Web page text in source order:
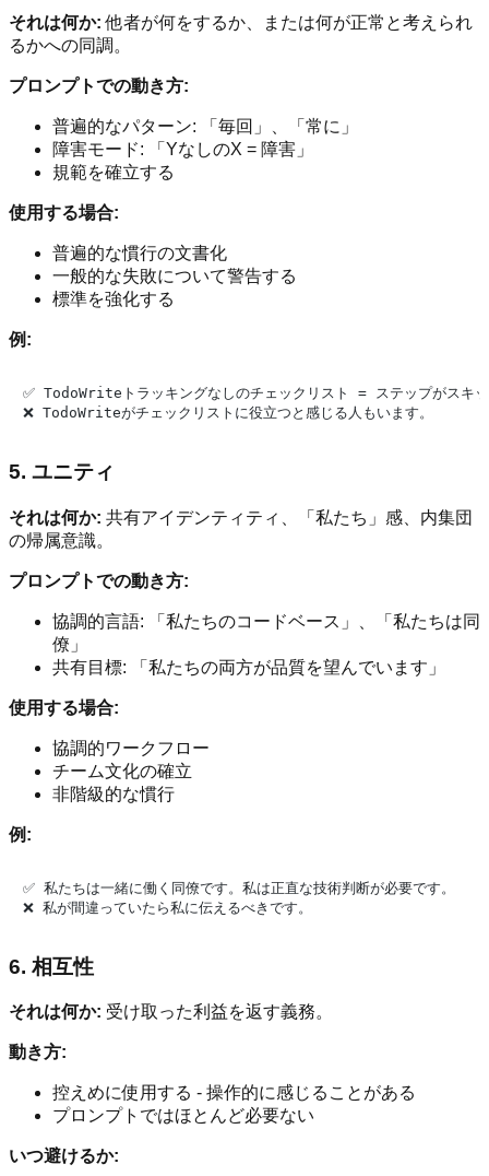
それは何か: 他者が何をするか、または何が正常と考えられ
るかへの同調。
プロンプトでの動き方:
普遍的なパターン: 「毎回」、「常に」
障害モード: 「YなしのX = 障害」
規範を確立する
使用する場合:
普遍的な慣行の文書化
一般的な失敗について警告する
標準を強化する
例:
✅ TodoWriteトラッキングなしのチェックリスト = ステップがスキッ
5. ユニティ
それは何か: 共有アイデンティティ、「私たち」感、内集団
の帰属意識。
プロンプトでの動き方:
協調的言語: 「私たちのコードベース」、「私たちは同
僚」
共有目標: 「私たちの両方が品質を望んでいます」
使用する場合:
協調的ワークフロー
チーム文化の確立
非階級的な慣行
例:
✅ 私たちは一緒に働く同僚です。私は正直な技術判断が必要です。
6. 相互性
それは何か: 受け取った利益を返す義務。
動き方:
控えめに使用する - 操作的に感じることがある
プロンプトではほとんど必要ない
いつ避けるか: